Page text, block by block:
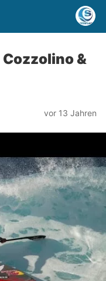
Cozzolino &
vor 13 Jahren